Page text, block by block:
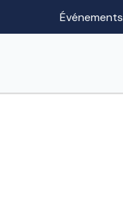
Événements